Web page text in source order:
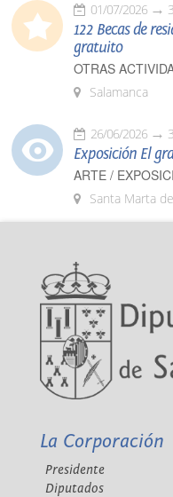
01/07/2026
122 Becas de
gratuito
OTRAS
Salamanca
26/06/2026
Exposición El
ARTE /
Santa Marta
La Corporación
Presidente
Diputados